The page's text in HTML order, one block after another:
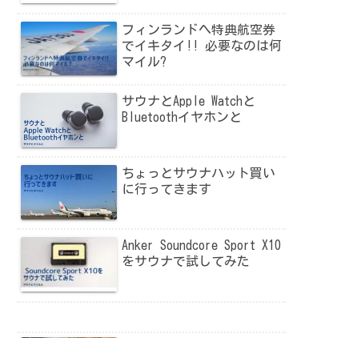
フィンランドへ特典航空券
でイキタイ!! 必要なのは何
マイル?
サウナとApple Watchと
Bluetoothイヤホンと
ちょっとサウナハット買い
に行ってきます
Anker Soundcore Sport X10
をサウナで試してみた